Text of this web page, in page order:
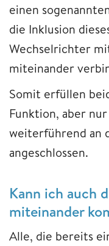
einen
die Inklusion
Wechselrichter
miteinander
Somit erfüllen
Funktion, aber
weiterführend an
angeschlossen.
Kann ich auch
miteinander
Alle, die bereits